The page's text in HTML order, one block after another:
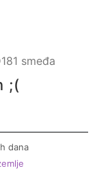
smeđa
;(
dana